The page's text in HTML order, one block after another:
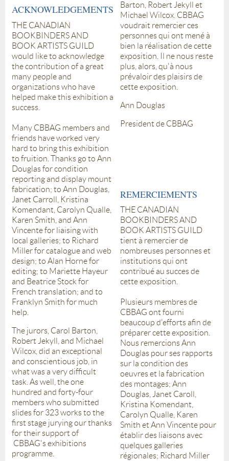
ACKNOWLEDGEMENTS
THE CANADIAN
BOOKBINDERS AND
BOOK ARTISTS GUILD
would like to acknowledge
the contribution of a great
many people and
organizations who have
helped make this exhibition a
success.
Many CBBAG members and
friends have worked very
hard to bring this exhibition
to fruition. Thanks go to Ann
Douglas for condition
reporting and display mount
fabrication; to Ann Douglas,
Janet Carroll, Kristina
Komendant, Carolyn Qualle,
Karen Smith, and Ann
Vincente for liaising with
local galleries; to Richard
Miller for catalogue and web
design; to Alan Horne for
editing; to Mariette Hayeur
and Beatrice Stock for
French translation; and to
Franklyn Smith for much
help.
The jurors, Carol Barton,
Robert Jekyll, and Michael
Wilcox, did an exceptional
and conscientious job, in
what was a very difficult
task. As well, the one
hundred and forty-four
members who submitted
slides for 323 works to the
first stage jurying our thanks
for their support of
CBBAG's exhibitions
programme.
Barton, Robert Jekyll et
Michael Wilcox. CBBAG
voudrait remercier ces
personnes qui ont mené à
bien la réalisation de cette
exposition. Il ne nous reste
plus, alors, qu'à nous
prévaloir des plaisirs de
cette exposition.
Ann Douglas
President de CBBAG
REMERCIEMENTS
THE CANADIAN
BOOKBINDERS AND
BOOK ARTISTS GUILD
tient à remercier de
nombreuses personnes et
institutions qui ont
contribué au succes de
cette exposition.
Plusieurs membres de
CBBAG ont fourni
beaucoup d'efforts afin de
préparer cette exposition.
Nous remercions Ann
Douglas pour ses rapports
sur la condition des
oeuvres et la fabrication
des montages; Ann
Douglas, Janet Caroll,
Kristina Komendant,
Carolyn Qualle, Karen
Smith et Ann Vincente pour
établir des liaisons avec
quelques galleries
régionales; Richard Miller